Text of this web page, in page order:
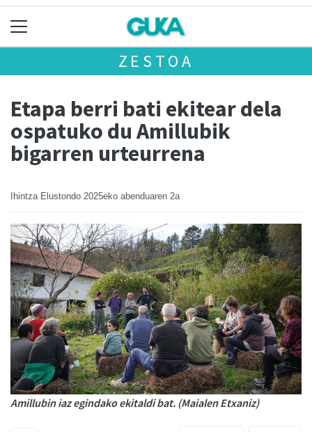
ZESTOA
Etapa berri bati ekitear dela
ospatuko du Amillubik
bigarren urteurrena
Ihintza Elustondo 2025eko abenduaren 2a
Amillubin iaz egindako ekitaldi bat. (Maialen Etxaniz)